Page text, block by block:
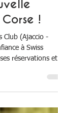
!
Club (Ajaccio -
s'absente !